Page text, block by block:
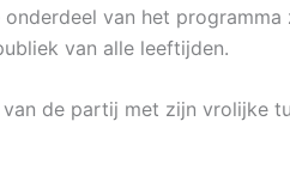
van het
van alle leeftijden.
van de partij met zijn vrolijke